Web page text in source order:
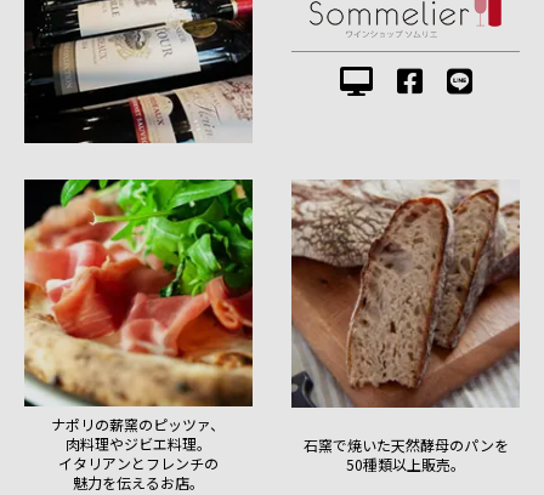
ナポリの薪窯のピッツァ、
肉料理やジビエ料理。
イタリアンとフレンチの
魅力を伝えるお店。
石窯で焼いた天然酵母のパンを
50種類以上販売。